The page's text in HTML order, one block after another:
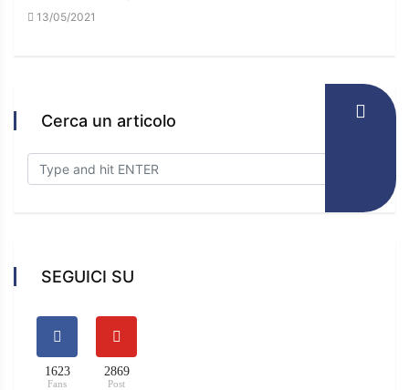
13/05/2021
Cerca un articolo
SEGUICI SU
1623
Fans
2869
Post